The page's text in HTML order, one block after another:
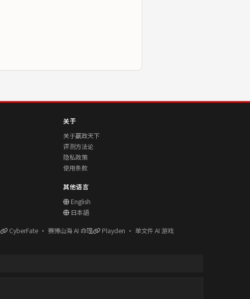
关于
关于赢政天下
评测方法论
隐私政策
使用条款
其他语言
English
日本語
CyberFate · 赛博山海 AI 命理
Playden · 单文件 AI 游戏